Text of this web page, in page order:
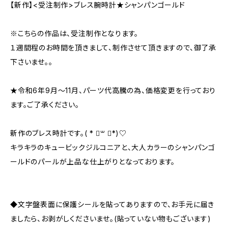
【新作】<受注制作>ブレス腕時計★シャンパンゴールド
※こちらの作品は、受注制作となります。
１週間程のお時間を頂きまして、制作させて頂きますので、御了承
下さいませ。。
★令和6年9月～11月、パーツ代高騰の為、価格変更を行っており
ます。ご了承ください。
新作のブレス時計です。( * ॑꒳ ॑*)♡
キラキラのキュービックジルコニアと、大人カラーのシャンパンゴ
ールドのパールが上品な仕上がりとなっております。
◆文字盤表面に保護シールを貼ってありますので、お手元に届き
ましたら、お剥がしくださいませ。(貼っていない物もございます)